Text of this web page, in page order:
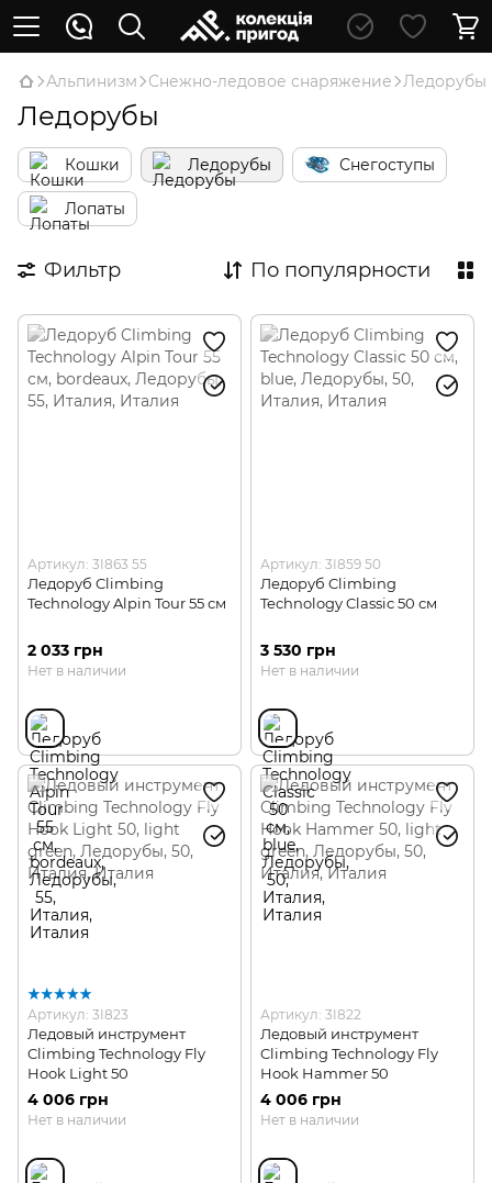
Альпинизм Снежно-ледовое снаряжение Ледорубы
Ледорубы
Кошки Ледорубы Снегоступы
Лопаты
Фильтр По популярности
Артикул: 3I863 55
Ледоруб Climbing
Technology Alpin Tour 55 см
2 033 грн
Нет в наличии
Артикул: 3I859 50
Ледоруб Climbing
Technology Classic 50 см
3 530 грн
Нет в наличии
Артикул: 3I823
Ледовый инструмент
Climbing Technology Fly
Hook Light 50
4 006 грн
Нет в наличии
Артикул: 3I822
Ледовый инструмент
Climbing Technology Fly
Hook Hammer 50
4 006 грн
Нет в наличии